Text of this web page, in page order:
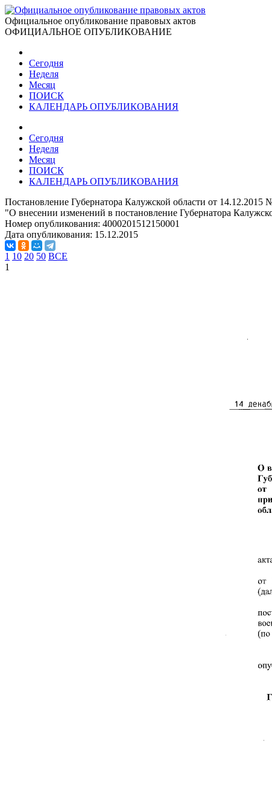
Официальное опубликование правовых актов
ОФИЦИАЛЬНОЕ ОПУБЛИКОВАНИЕ
Сегодня
Неделя
Месяц
ПОИСК
КАЛЕНДАРЬ ОПУБЛИКОВАНИЯ
Сегодня
Неделя
Месяц
ПОИСК
КАЛЕНДАРЬ ОПУБЛИКОВАНИЯ
Постановление Губернатора Калужской области от 14.12.2015
"О внесении изменений в постановление Губернатора
Номер опубликования: 4000201512150001
Дата опубликования: 15.12.2015
1 10 20 50 ВСЕ
1